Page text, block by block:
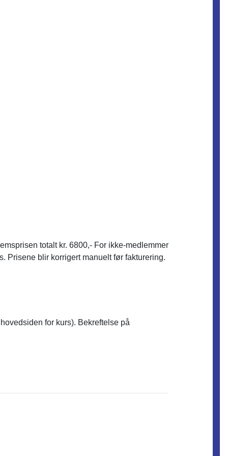
totalt kr. 6800,- For ikke-medlemmer
Prisene blir korrigert manuelt før fakturering.
for kurs). Bekreftelse på